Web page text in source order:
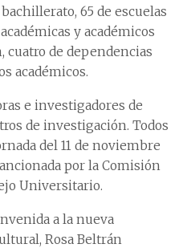
65 de escuelas
y académicos
cuatro de dependencias
académicos.
e investigadores de
de investigación. Todos
del 11 de noviembre
por la Comisión
Universitario.
a la nueva
Rosa Beltrán